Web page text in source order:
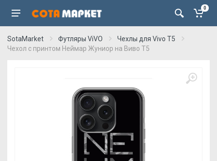
0
SotaMarket Футляры ViVO
Чехлы для Vivo T5
Чехол с принтом Неймар Жуниор на Виво Т5